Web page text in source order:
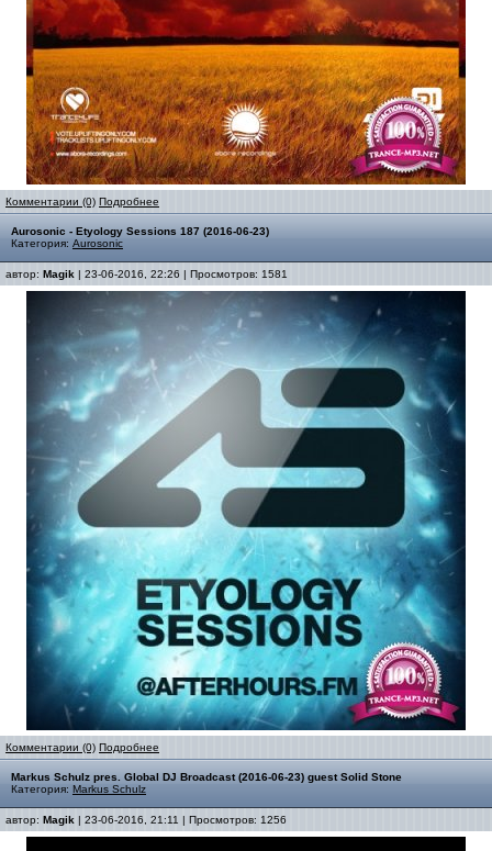
Комментарии (0) Подробнее
Aurosonic - Etyology Sessions 187 (2016-06-23)
Категория: Aurosonic
автор: Magik | 23-06-2016, 22:26 | Просмотров: 1581
Комментарии (0) Подробнее
Markus Schulz pres. Global DJ Broadcast (2016-06-23) guest Solid Stone
Категория: Markus Schulz
автор: Magik | 23-06-2016, 21:11 | Просмотров: 1256